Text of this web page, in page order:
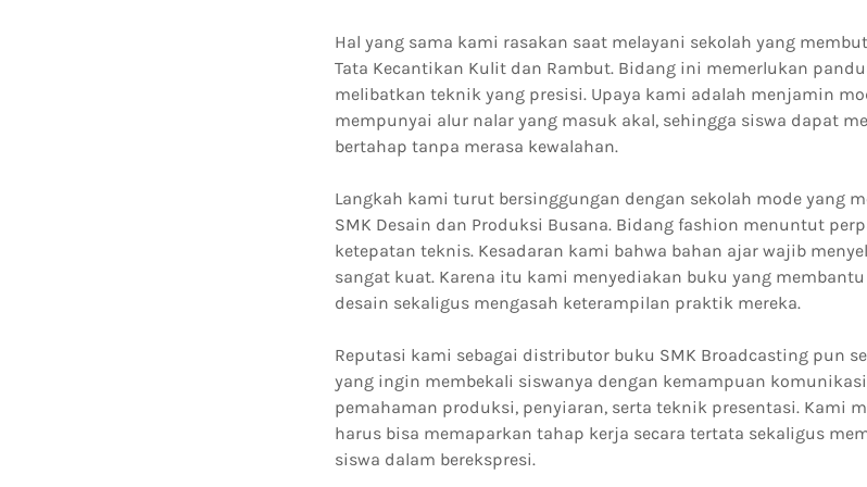
Hal yang sama kami rasakan saat melayani sekolah yang
Tata Kecantikan Kulit dan Rambut. Bidang ini memerlukan
melibatkan teknik yang presisi. Upaya kami adalah menjamin
mempunyai alur nalar yang masuk akal, sehingga siswa dapat
bertahap tanpa merasa kewalahan.
Langkah kami turut bersinggungan dengan sekolah mode yang
SMK Desain dan Produksi Busana. Bidang fashion menuntut
ketepatan teknis. Kesadaran kami bahwa bahan ajar wajib
sangat kuat. Karena itu kami menyediakan buku yang
desain sekaligus mengasah keterampilan praktik mereka.
Reputasi kami sebagai distributor buku SMK Broadcasting pun
yang ingin membekali siswanya dengan kemampuan
pemahaman produksi, penyiaran, serta teknik presentasi. Kami
harus bisa memaparkan tahap kerja secara tertata sekaligus
siswa dalam berekspresi.